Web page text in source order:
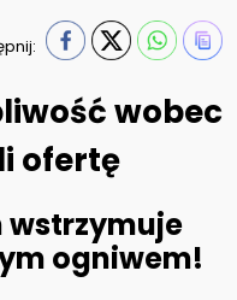
wobec
ofertę
wstrzymuje
ogniwem!